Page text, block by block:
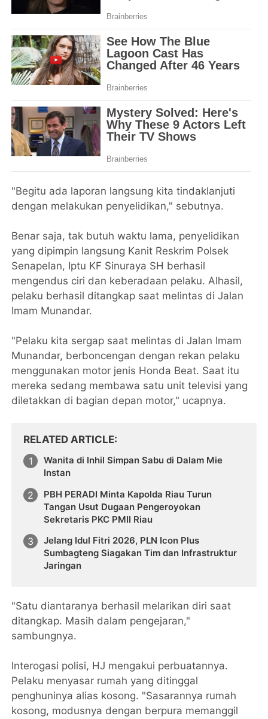
"Begitu ada laporan langsung kita tindaklanjuti
dengan melakukan penyelidikan," sebutnya.
Benar saja, tak butuh waktu lama, penyelidikan
yang dipimpin langsung Kanit Reskrim Polsek
Senapelan, Iptu KF Sinuraya SH berhasil
mengendus ciri dan keberadaan pelaku. Alhasil,
pelaku berhasil ditangkap saat melintas di Jalan
Imam Munandar.
"Pelaku kita sergap saat melintas di Jalan Imam
Munandar, berboncengan dengan rekan pelaku
menggunakan motor jenis Honda Beat. Saat itu
mereka sedang membawa satu unit televisi yang
diletakkan di bagian depan motor," ucapnya.
RELATED ARTICLE
Wanita di Inhil Simpan Sabu di Dalam Mie
Instan
PBH PERADI Minta Kapolda Riau Turun
Tangan Usut Dugaan Pengeroyokan
Sekretaris PKC PMII Riau
Jelang Idul Fitri 2026, PLN Icon Plus
Sumbagteng Siagakan Tim dan Infrastruktur
Jaringan
"Satu diantaranya berhasil melarikan diri saat
ditangkap. Masih dalam pengejaran,"
sambungnya.
Interogasi polisi, HJ mengakui perbuatannya.
Pelaku menyasar rumah yang ditinggal
penghuninya alias kosong. "Sasarannya rumah
kosong, modusnya dengan berpura memanggil